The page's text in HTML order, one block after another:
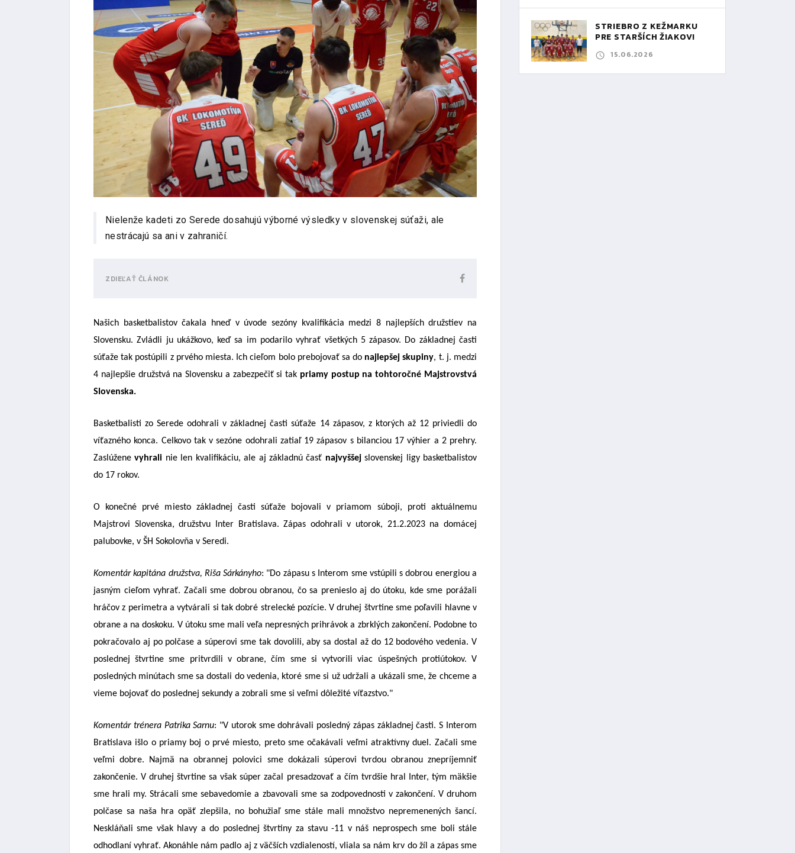
Nielenže kadeti zo Serede dosahujú výborné výsledky v slovenskej súťaži, ale
nestrácajú sa ani v zahraničí.
ZDIEĽAŤ ČLÁNOK
Našich basketbalistov čakala hneď v úvode sezóny kvalifikácia medzi 8 najlepších družstiev na
Slovensku. Zvládli ju ukážkovo, keď sa im podarilo vyhrať všetkých 5 zápasov. Do základnej časti
súťaže tak postúpili z prvého miesta. Ich cieľom bolo prebojovať sa do najlepšej skupiny, t. j. medzi
4 najlepšie družstvá na Slovensku a zabezpečiť si tak priamy postup na tohtoročné Majstrovstvá
Slovenska.
Basketbalisti zo Serede odohrali v základnej časti súťaže 14 zápasov, z ktorých až 12 priviedli do
víťazného konca. Celkovo tak v sezóne odohrali zatiaľ 19 zápasov s bilanciou 17 výhier a 2 prehry.
Zaslúženevyhrali nie len kvalifikáciu, ale aj základnú časť najvyššejslovenskej ligy basketbalistov
do 17 rokov.
O konečné prvé miesto základnej časti súťaže bojovali v priamom súboji, proti aktuálnemu
Majstrovi Slovenska, družstvu Inter Bratislava. Zápas odohrali v utorok, 21.2.2023 na domácej
palubovke, v ŠH Sokolovňa v Seredi.
Komentár kapitána družstva, Riša Sárkányho: "Do zápasu s Interom sme vstúpili s dobrou energiou a
jasným cieľom vyhrať. Začali sme dobrou obranou, čo sa prenieslo aj do útoku, kde sme porážali
hráčov z perimetra a vytvárali si tak dobré strelecké pozície. V druhej štvrtine sme poľavili hlavne v
obrane a na doskoku. V útoku sme mali veľa nepresných prihrávok a zbrklých zakončení. Podobne to
pokračovalo aj po polčase a súperovi sme tak dovolili, aby sa dostal až do 12 bodového vedenia. V
poslednej štvrtine sme pritvrdili v obrane, čím sme si vytvorili viac úspešných protiútokov. V
posledných minútach sme sa dostali do vedenia, ktoré sme si už udržali a ukázali sme, že chceme a
vieme bojovať do poslednej sekundy a zobrali sme si veľmi dôležité víťazstvo."
Komentár trénera Patrika Sarnu: "V utorok sme dohrávali posledný zápas základnej časti. S Interom
Bratislava išlo o priamy boj o prvé miesto, preto sme očakávali veľmi atraktívny duel. Začali sme
veľmi dobre. Najmä na obrannej polovici sme dokázali súperovi tvrdou obranou znepríjemniť
zakončenie. V druhej štvrtine sa však súper začal presadzovať a čím tvrdšie hral Inter, tým mäkšie
sme hrali my. Strácali sme sebavedomie a zbavovali sme sa zodpovednosti v zakončení. V druhom
polčase sa naša hra opäť zlepšila, no bohužiaľ sme stále mali množstvo nepremenených šancí.
Neskláňali sme však hlavy a do poslednej štvrtiny za stavu -11 v náš neprospech sme boli stále
odhodlaní vyhrať. Akonáhle nám padlo aj z väčších vzdialeností, vliala sa nám krv do žíl a zápas sme
STRIEBRO Z KEŽMARKU
PRE STARŠÍCH ŽIAKOV!
15.06.2026